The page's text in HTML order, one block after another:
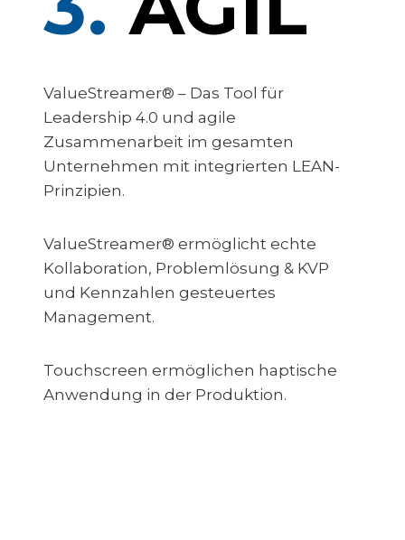
ValueStreamer® – Das Tool für
Leadership 4.0 und agile
Zusammenarbeit im gesamten
Unternehmen mit integrierten LEAN-
Prinzipien.
ValueStreamer® ermöglicht echte
Kollaboration, Problemlösung & KVP
und Kennzahlen gesteuertes
Management.
Touchscreen ermöglichen haptische
Anwendung in der Produktion.